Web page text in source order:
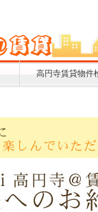
高円寺賃貸物件